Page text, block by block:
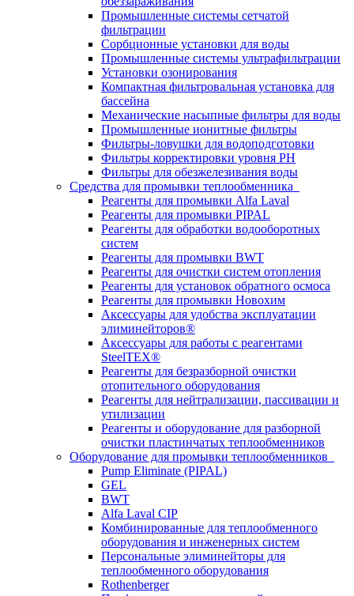
Промышленные системы сетчатой
фильтрации
Сорбционные установки для воды
Промышленные системы ультрафильтрации
Установки озонирования
Компактная фильтровальная установка для
бассейна
Механические насыпные фильтры для воды
Промышленные ионитные фильтры
Фильтры-ловушки для водоподготовки
Фильтры корректировки уровня PH
Фильтры для обезжелезивания воды
Средства для промывки теплообменника
Реагенты для промывки Alfa Laval
Реагенты для промывки PIPAL
Реагенты для обработки водооборотных
систем
Реагенты для промывки BWT
Реагенты для очистки систем отопления
Реагенты для установок обратного осмоса
Реагенты для промывки Новохим
Аксессуары для удобства эксплуатации
элиминейторов®
Аксессуары для работы с реагентами
SteelTEX®
Реагенты для безразборной очистки
отопительного оборудования
Реагенты для нейтрализации, пассивации и
утилизации
Реагенты и оборудование для разборной
очистки пластинчатых теплообменников
Оборудование для промывки теплообменников
Pump Eliminate (PIPAL)
GEL
BWT
Alfa Laval CIP
Комбинированные для теплообменного
оборудования и инженерных систем
Персональные элиминейторы для
теплообменного оборудования
Rothenberger